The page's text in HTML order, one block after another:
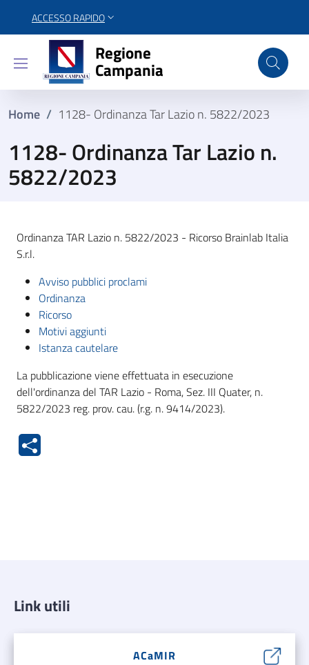
ACCESSO RAPIDO
Regione Campania
Regione
Campania
Home / 1128- Ordinanza Tar Lazio n. 5822/2023
1128- Ordinanza Tar Lazio n.
5822/2023
Ordinanza TAR Lazio n. 5822/2023 - Ricorso Brainlab Italia
S.r.l.
Avviso pubblici proclami
Ordinanza
Ricorso
Motivi aggiunti
Istanza cautelare
La pubblicazione viene effettuata in esecuzione
dell'ordinanza del TAR Lazio - Roma, Sez. III Quater, n.
5822/2023 reg. prov. cau. (r.g. n. 9414/2023).
Link utili
ACaMIR